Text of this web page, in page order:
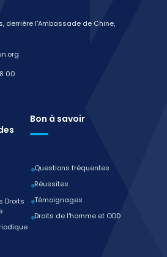
derrière l'Ambassade de Chine,
00
Droits
Bon à savoir
Questions fréquentes
Réussites
Témoignages
Droits de l'homme et ODD